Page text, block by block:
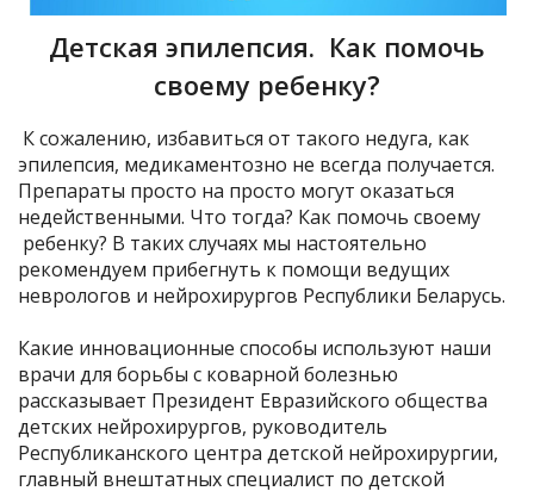
Детская эпилепсия. Как помочь
своему ребенку?
К сожалению, избавиться от такого недуга, как
эпилепсия, медикаментозно не всегда получается.
Препараты просто на просто могут оказаться
недейственными. Что тогда? Как помочь своему
ребенку? В таких случаях мы настоятельно
рекомендуем прибегнуть к помощи ведущих
неврологов и нейрохирургов Республики Беларусь.
Какие инновационные способы используют наши
врачи для борьбы с коварной болезнью
рассказывает Президент Евразийского общества
детских нейрохирургов, руководитель
Республиканского центра детской нейрохирургии,
главный внештатных специалист по детской